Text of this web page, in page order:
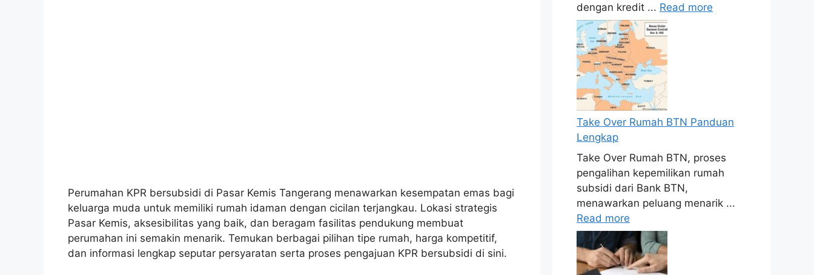
Perumahan KPR bersubsidi di Pasar Kemis Tangerang menawarkan kesempatan emas bagi
keluarga muda untuk memiliki rumah idaman dengan cicilan terjangkau. Lokasi strategis
Pasar Kemis, aksesibilitas yang baik, dan beragam fasilitas pendukung membuat
perumahan ini semakin menarik. Temukan berbagai pilihan tipe rumah, harga kompetitif,
dan informasi lengkap seputar persyaratan serta proses pengajuan KPR bersubsidi di sini.
dengan kredit ... Read more
Take Over Rumah BTN Panduan
Lengkap
Take Over Rumah BTN, proses
pengalihan kepemilikan rumah
subsidi dari Bank BTN,
menawarkan peluang menarik ...
Read more